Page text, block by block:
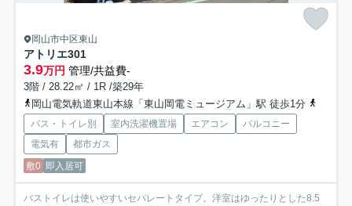
岡山市中区東山
アトリエ301
3.9万円 管理/共益費-
3階 / 28.22㎡ / 1R /築29年
岡山電気軌道東山本線「東山岡電ミュージアム」駅 徒歩1分
バス・トイレ別 室内洗濯機置場 エアコン
バルコニー
電気有
都市ガス
敷0 即入居可
バストイレは使いやすいセパレートタイプ。洋室はゆったりとした8.5